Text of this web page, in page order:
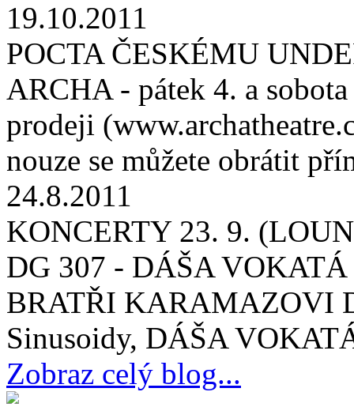
19.10.2011
POCTA ČESKÉMU
ARCHA - pátek 4. a
prodeji
nouze se můžete obrátit
24.8.2011
KONCERTY 23. 9.
DG 307 - DÁŠA
BRATŘI KARAMAZOVI
Sinusoidy, DÁŠA
Zobraz celý blog...